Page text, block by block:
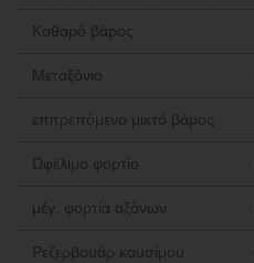
Καθαρό βάρος
Μεταξόνιο
επιτρεπόμενο μικτό βάρος
Ωφέλιμο φορτίο
μέγ. φορτία αξόνων
Ρεζερβουάρ καυσίμου